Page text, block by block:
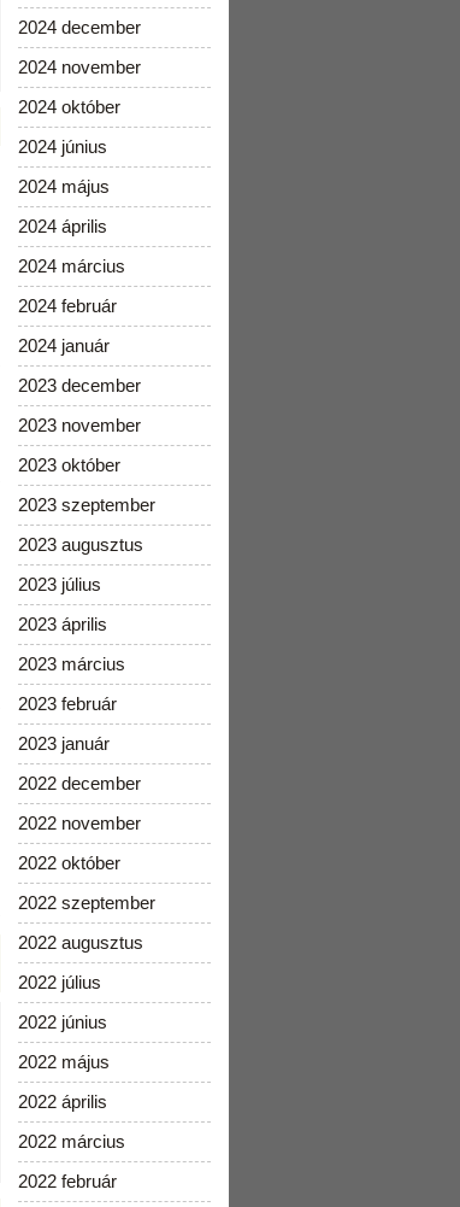
2024 december
2024 november
2024 október
2024 június
2024 május
2024 április
2024 március
2024 február
2024 január
2023 december
2023 november
2023 október
2023 szeptember
2023 augusztus
2023 július
2023 április
2023 március
2023 február
2023 január
2022 december
2022 november
2022 október
2022 szeptember
2022 augusztus
2022 július
2022 június
2022 május
2022 április
2022 március
2022 február